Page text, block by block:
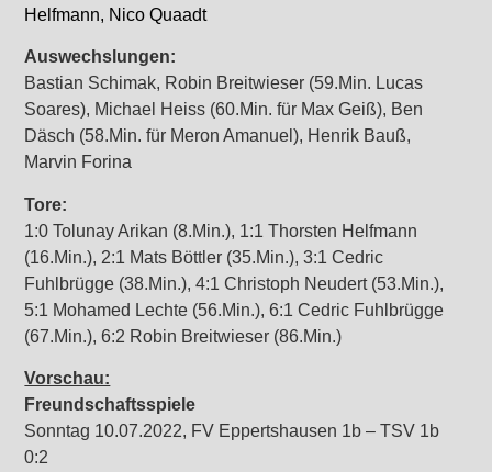
Helfmann, Nico Quaadt
Auswechslungen:
Bastian Schimak, Robin Breitwieser (59.Min. Lucas
Soares), Michael Heiss (60.Min. für Max Geiß), Ben
Däsch (58.Min. für Meron Amanuel), Henrik Bauß,
Marvin Forina
Tore:
1:0 Tolunay Arikan (8.Min.), 1:1 Thorsten Helfmann
(16.Min.), 2:1 Mats Böttler (35.Min.), 3:1 Cedric
Fuhlbrügge (38.Min.), 4:1 Christoph Neudert (53.Min.),
5:1 Mohamed Lechte (56.Min.), 6:1 Cedric Fuhlbrügge
(67.Min.), 6:2 Robin Breitwieser (86.Min.)
Vorschau:
Freundschaftsspiele
Sonntag 10.07.2022, FV Eppertshausen 1b – TSV 1b
0:2